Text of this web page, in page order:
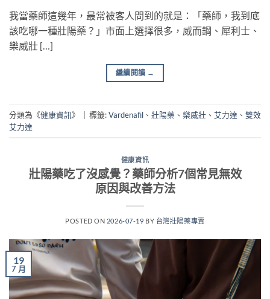
我當藥師這幾年，最常被客人問到的就是：「藥師，我到底
該吃哪一種壯陽藥？」市面上選擇很多，威而鋼、犀利士、
樂威壯 […]
繼續閱讀 →
分類為《健康資訊》 標籤:Vardenafil 、 壯陽藥 、 樂威壯 、 艾力達 、 雙效
艾力達
健康資訊
壯陽藥吃了沒感覺？藥師分析7個常見無效
原因與改善方法
POSTED ON 2026-07-19 BY 台灣壯陽藥專賣
19
7 月